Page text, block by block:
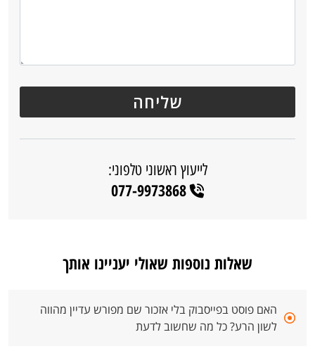
לייעוץ ראשוני טלפוני:
077-9973868
שאלות נוספות שאולי יעניינו אותך
האם פוסט בפייסבוק בלי אזכור שם מפורש עדיין מהווה
לשון הרע? כל מה שחשוב לדעת